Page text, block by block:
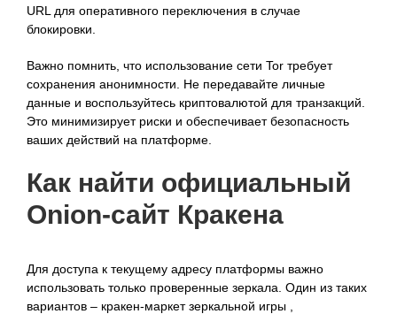
URL для оперативного переключения в случае
блокировки.
Важно помнить, что использование сети Tor требует
сохранения анонимности. Не передавайте личные
данные и воспользуйтесь криптовалютой для транзакций.
Это минимизирует риски и обеспечивает безопасность
ваших действий на платформе.
Как найти официальный
Onion-сайт Кракена
Для доступа к текущему адресу платформы важно
использовать только проверенные зеркала. Один из таких
вариантов – кракен-маркет зеркальной игры ,